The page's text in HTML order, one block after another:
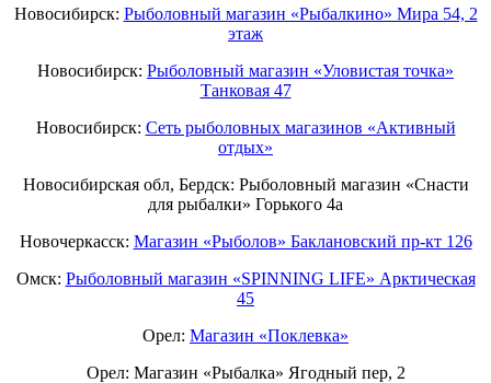
Новосибирск: Рыболовный магазин «Рыбалкино» Мира 54, 2
этаж
Новосибирск: Рыболовный магазин «Уловистая точка»
Танковая 47
Новосибирск: Сеть рыболовных магазинов «Активный
отдых»
Новосибирская обл, Бердск: Рыболовный магазин «Снасти
для рыбалки» Горького 4а
Новочеркасск: Магазин «Рыболов» Баклановский пр-кт 126
Омск: Рыболовный магазин «SPINNING LIFE» Арктическая
45
Орел: Магазин «Поклевка»
Орел: Магазин «Рыбалка» Ягодный пер, 2